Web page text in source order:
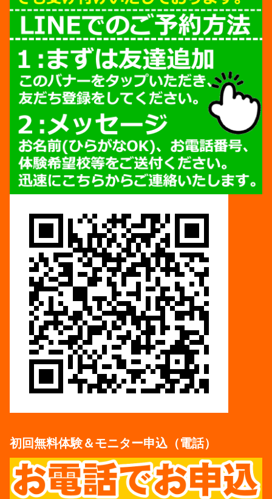
初回無料体験＆モニター申込（電話）